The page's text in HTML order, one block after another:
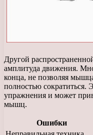
Другой
амплитуда движения.
конца, не позволяя
полностью сократиться.
упражнения и может
мышц.
Ошибки